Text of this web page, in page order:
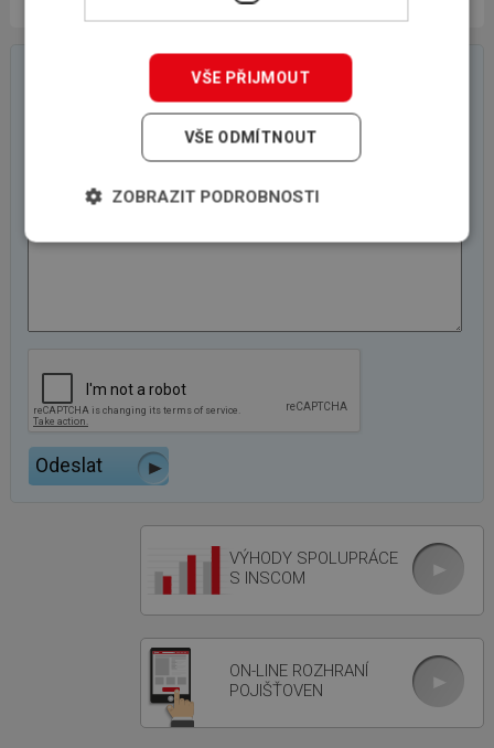
On-line poptávkový formulář
VÝHODY SPOLUPRÁCE
S INSCOM
ON-LINE ROZHRANÍ
POJIŠŤOVEN
VŠE PŘIJMOUT
VŠE ODMÍTNOUT
ZOBRAZIT PODROBNOSTI